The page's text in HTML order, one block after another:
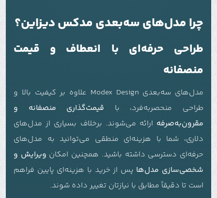
چرا مدل‌های سه‌بعدی مدکس دیزاین؟
طراحی حرفه‌ای با انعطاف و قیمت
منصفانه
مدل‌های سه‌بعدی Modex Design علاوه بر کیفیت بالا و
طراحی منحصربه‌فرد، با قیمت‌گذاری منصفانه و
مقرون‌به‌صرفه ارائه می‌شوند. برخلاف بسیاری از مدل‌های
دلاری، شما با هزینه‌ای منطقی می‌توانید به مدل‌های
حرفه‌ای دسترسی داشته باشید. همچنین امکان ویرایش و
شخصی‌سازی مدل‌ها پس از خرید با هزینه‌ای پایین فراهم
است تا دقیقاً مطابق با نیازتان تغییر داده شوند.